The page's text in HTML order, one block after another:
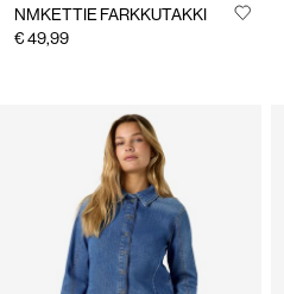
NMKETTIE FARKKUTAKKI
€ 49,99